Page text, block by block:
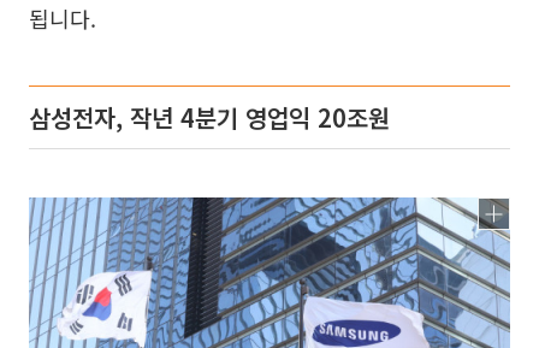
됩니다.
삼성전자, 작년 4분기 영업익 20조원